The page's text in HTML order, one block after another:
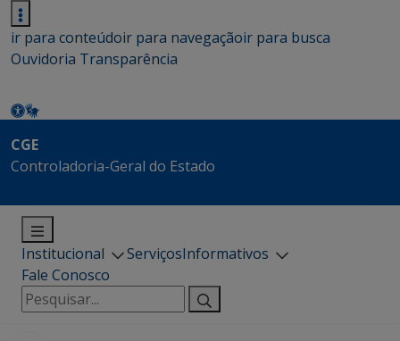
ir para conteúdoir para navegaçãoir para busca
Ouvidoria Transparência
CGE
Controladoria-Geral do Estado
Institucional ServiçosInformativos
Fale Conosco
Pesquisar
por: